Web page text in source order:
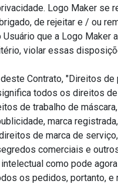
Logo Maker se
de rejeitar e / ou
Usuário que a Logo Maker
violar essas
Contrato, "Direitos de
todos os direitos
de trabalho de
marca
de marca de
comerciais e
como pode
os pedidos, portanto, e